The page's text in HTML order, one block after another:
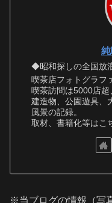
◆昭和探しの全国放
喫茶店フォトグラフ
喫茶訪問は5000店超
建造物、公園遊具、
風景の記録。
取材、書籍化等は
※当ブログの情報（写